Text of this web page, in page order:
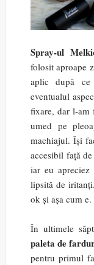
Spray-ul
folosit aproape
aplic după ce
eventualul
fixare, dar l-am
umed pe
machiajul. Își
accesibil față
iar eu
lipsită de
ok și așa cum e.
În ultimele
paleta de
pentru primul